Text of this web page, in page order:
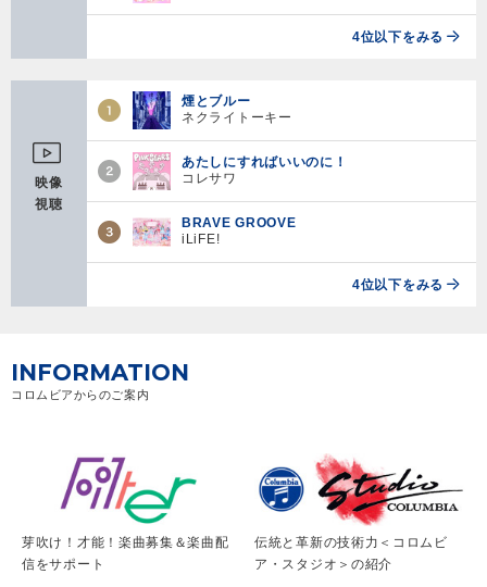
4位以下をみる
映像
視聴
煙とブルー
ネクライトーキー
あたしにすればいいのに！
コレサワ
BRAVE GROOVE
iLiFE!
4位以下をみる
INFORMATION
コロムビアからのご案内
芽吹け！才能！楽曲募集＆楽曲配
信をサポート
伝統と革新の技術力＜コロムビ
ア・スタジオ＞の紹介